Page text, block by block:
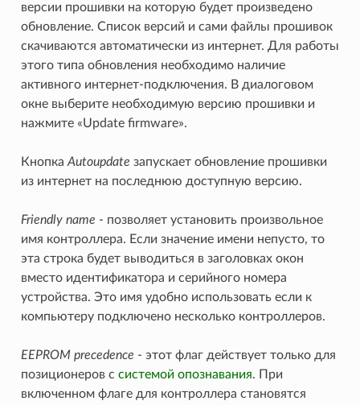
версии прошивки на которую будет произведено
обновление. Список версий и сами файлы прошивок
скачиваются автоматически из интернет. Для работы
этого типа обновления необходимо наличие
активного интернет-подключения. В диалоговом
окне выберите необходимую версию прошивки и
нажмите «Update firmware».
Кнопка Autoupdate запускает обновление прошивки
из интернет на последнюю доступную версию.
Friendly name - позволяет установить произвольное
имя контроллера. Если значение имени непусто, то
эта строка будет выводиться в заголовках окон
вместо идентификатора и серийного номера
устройства. Это имя удобно использовать если к
компьютеру подключено несколько контроллеров.
EEPROM precedence - этот флаг действует только для
позиционеров с системой опознавания. При
включенном флаге для контроллера становятся